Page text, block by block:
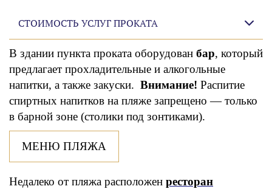
СТОИМОСТЬ УСЛУГ ПРОКАТА
В здании пункта проката оборудован бар, который
предлагает прохладительные и алкогольные
напитки, а также закуски. Внимание! Распитие
спиртных напитков на пляже запрещено — только
в барной зоне (столики под зонтиками).
МЕНЮ ПЛЯЖА
Недалеко от пляжа расположен ресторан